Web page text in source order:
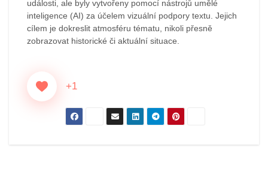
události, ale byly vytvořeny pomocí nástrojů umělé
inteligence (AI) za účelem vizuální podpory textu. Jejich
cílem je dokreslit atmosféru tématu, nikoli přesně
zobrazovat historické či aktuální situace.
+1